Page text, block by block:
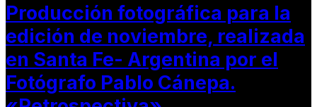
Producción fotográfica para la
edición de noviembre, realizada
en Santa Fe- Argentina por el
Fotógrafo Pablo Cánepa.